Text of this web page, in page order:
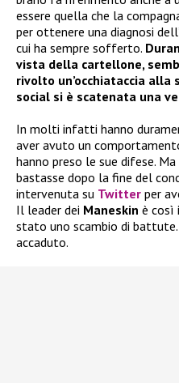
essere quella che la
per ottenere una diagnosi
cui ha sempre sofferto.
vista della cartellone,
rivolto un’occhiataccia alla
social si è scatenata una
In molti infatti hanno
aver avuto un
hanno preso le sue difese.
bastasse dopo la fine del
intervenuta su Twitter per
Il leader dei Maneskin è così
stato uno scambio di battute.
accaduto.